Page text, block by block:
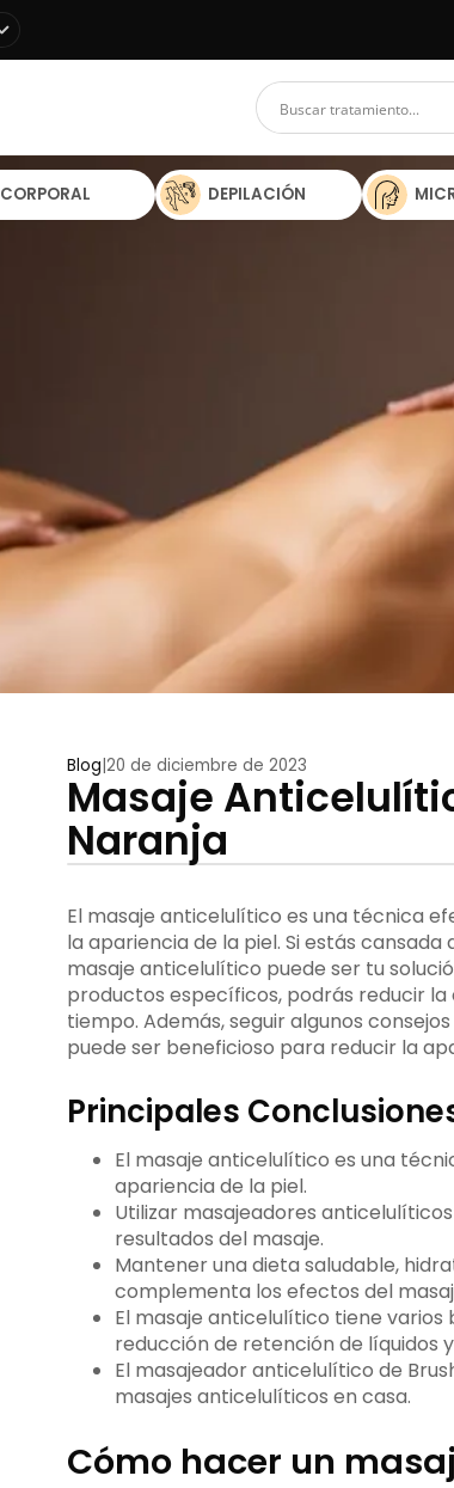
CORPORAL DEPILACIÓN
Blog 20 de diciembre de 2023
Masaje
Naranja
El masaje anticelulítico es una técnica
la apariencia de la piel. Si estás cansada
masaje anticelulítico puede ser tu
productos específicos, podrás reducir
tiempo. Además, seguir algunos
puede ser beneficioso para reducir la
Principales
El masaje anticelulítico es una
apariencia de la piel.
Utilizar masajeadores
resultados del masaje.
Mantener una dieta saludable,
complementa los efectos del
El masaje anticelulítico tiene
reducción de retención de líquidos
El masajeador anticelulítico de
masajes anticelulíticos en casa.
Cómo hacer un